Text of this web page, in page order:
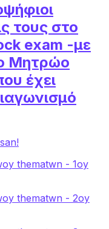
τους στο
exam -με
Μητρώο
έχει